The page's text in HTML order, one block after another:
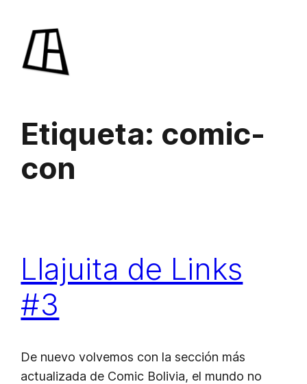
contenido
Etiqueta: comic-
con
Llajuita de Links
#3
De nuevo volvemos con la sección más
actualizada de Comic Bolivia, el mundo no